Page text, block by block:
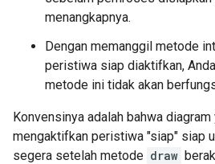
menangkapnya.
Dengan memanggil metode
peristiwa siap diaktifkan,
metode ini tidak akan
Konvensinya adalah bahwa
mengaktifkan peristiwa "siap" siap
segera setelah metode draw